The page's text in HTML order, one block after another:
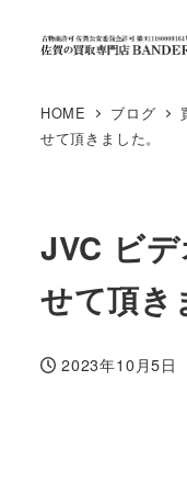
HOME ブログ
せて頂きました。
JVC ビ
せて頂き
投稿日
2023年10月5日